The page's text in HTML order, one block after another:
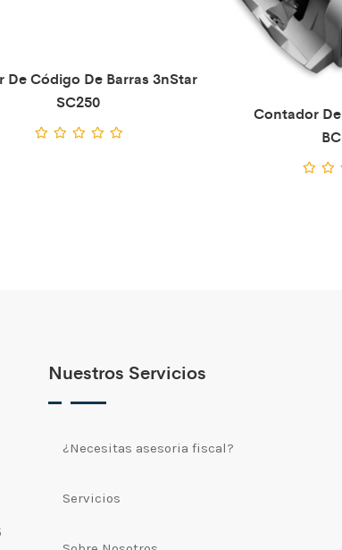
De Código De Barras 3nStar
SC250
Contador
Nuestros Servicios
¿Necesitas asesoria fiscal?
Servicios